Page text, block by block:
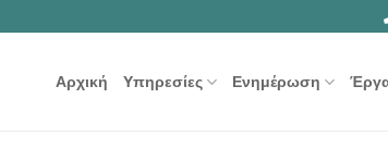
Αρχική Υπηρεσίες Ενημέρωση